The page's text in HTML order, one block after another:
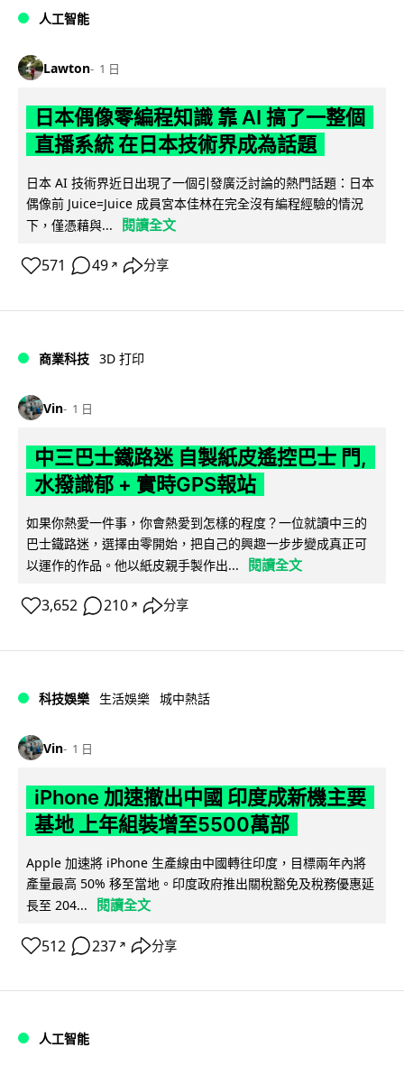
人工智能
Lawton 1 日
日本偶像零編程知識 靠 AI 搞了一整個
直播系統 在日本技術界成為話題
日本 AI 技術界近日出現了一個引發廣泛討論的熱門話題：日本
偶像前 Juice=Juice 成員宮本佳林在完全沒有編程經驗的情況
下，僅憑藉與...
閱讀全文
571 49 ↗ 分享
商業科技 3D 打印
Vin 1 日
中三巴士鐵路迷 自製紙皮遙控巴士 門,
水撥識郁 + 實時GPS報站
如果你熱愛一件事，你會熱愛到怎樣的程度？一位就讀中三的
巴士鐵路迷，選擇由零開始，把自己的興趣一步步變成真正可
以運作的作品。他以紙皮親手製作出...
閱讀全文
3,652 210 ↗ 分享
科技娛樂 生活娛樂 城中熱話
Vin 1 日
iPhone 加速撤出中國 印度成新機主要
基地 上年組裝增至5500萬部
Apple 加速將 iPhone 生產線由中國轉往印度，目標兩年內將
產量最高 50% 移至當地。印度政府推出關稅豁免及稅務優惠延
長至 204...
閱讀全文
512 237 ↗ 分享
人工智能